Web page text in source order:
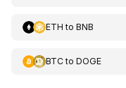
ETH to BNB
BTCto DOGE